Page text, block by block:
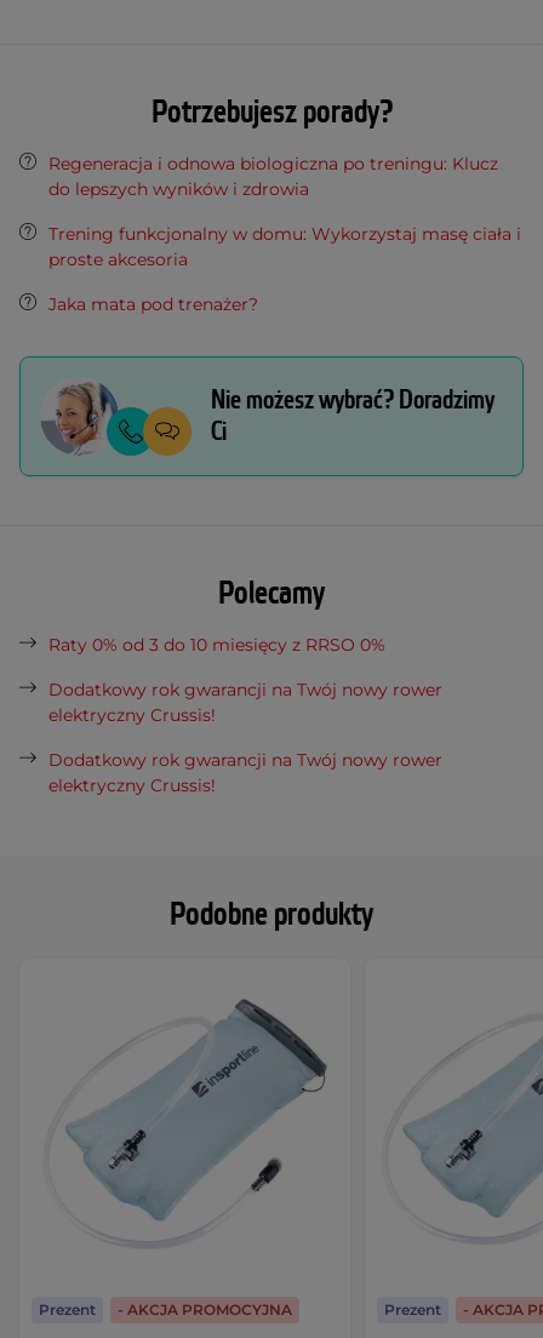
Podobne produkty
Prezent - AKCJA PROMOCYJNA Prezent - AKCJA
Potrzebujesz porady?
Regeneracja i odnowa biologiczna po treningu: Klucz
do lepszych wyników i zdrowia
Trening funkcjonalny w domu: Wykorzystaj masę ciała i
proste akcesoria
Jaka mata pod trenażer?
Nie możesz wybrać? Doradzimy
Ci
Polecamy
Raty 0% od 3 do 10 miesięcy z RRSO 0%
Dodatkowy rok gwarancji na Twój nowy rower
elektryczny Crussis!
Dodatkowy rok gwarancji na Twój nowy rower
elektryczny Crussis!